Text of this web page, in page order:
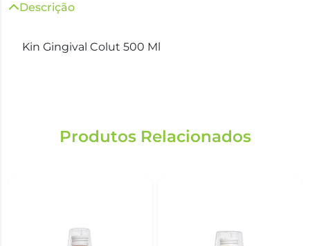
Descrição
Kin Gingival Colut 500 Ml
Produtos Relacionados